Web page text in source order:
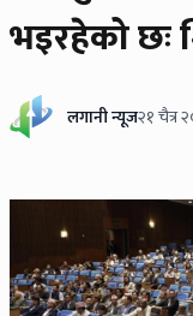
भइरहेको छः
लगानी न्यूज२१ चैत्र